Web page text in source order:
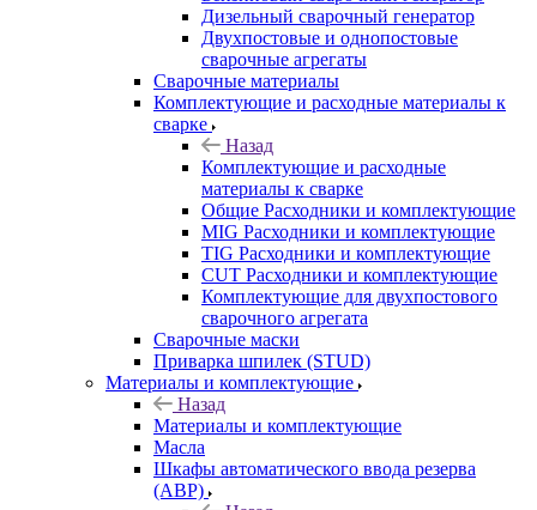
Дизельный сварочный генератор
Двухпостовые и однопостовые
сварочные агрегаты
Сварочные материалы
Комплектующие и расходные материалы к
сварке
Назад
Комплектующие и расходные
материалы к сварке
Общие Расходники и комплектующие
MIG Расходники и комплектующие
TIG Расходники и комплектующие
CUT Расходники и комплектующие
Комплектующие для двухпостового
сварочного агрегата
Сварочные маски
Приварка шпилек (STUD)
Материалы и комплектующие
Назад
Материалы и комплектующие
Масла
Шкафы автоматического ввода резерва
(АВР)